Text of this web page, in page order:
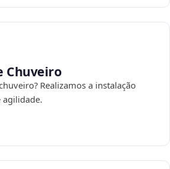
Chuveiro
Realizamos a instalação
agilidade.